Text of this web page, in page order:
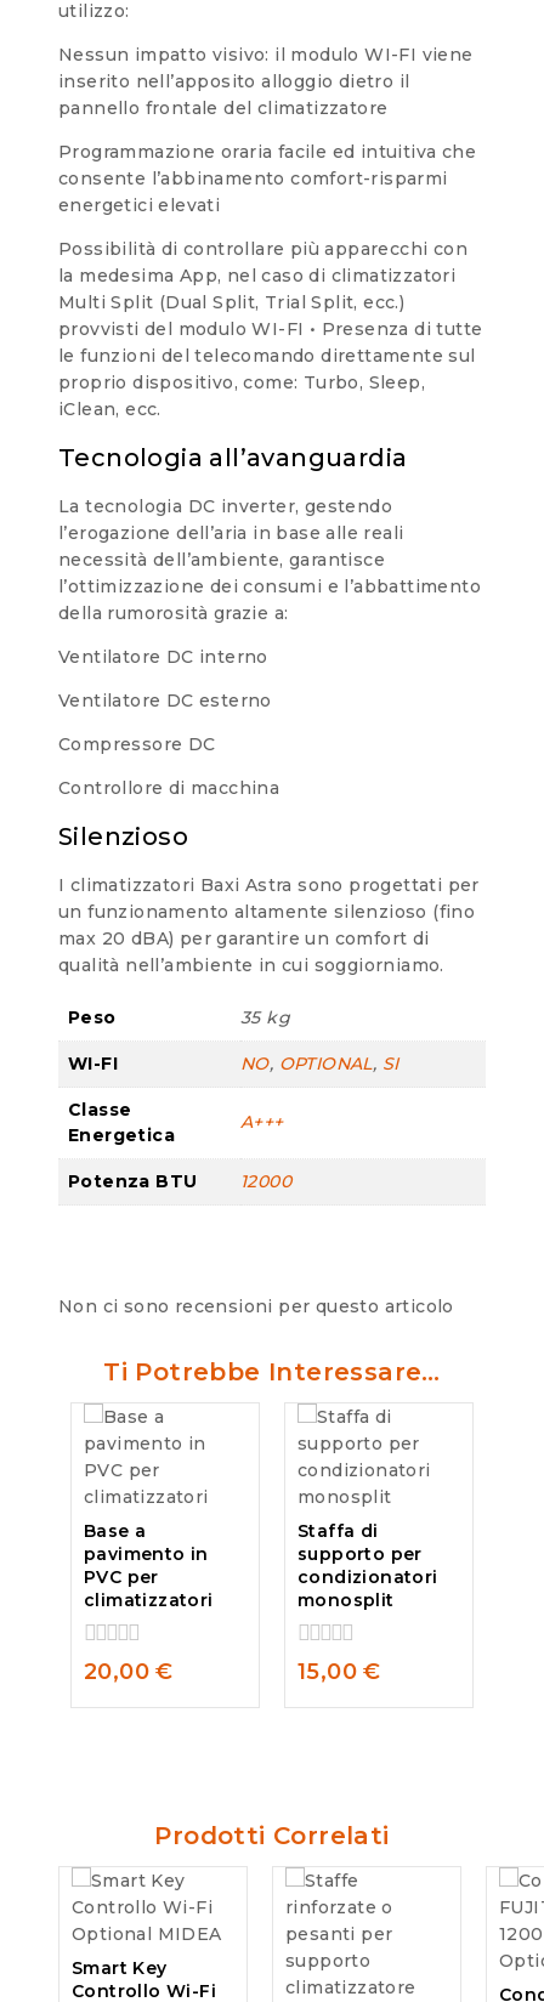
utilizzo:
Nessun impatto visivo: il modulo WI-FI viene
inserito nell’apposito alloggio dietro il
pannello frontale del climatizzatore
Programmazione oraria facile ed intuitiva che
consente l’abbinamento comfort-risparmi
energetici elevati
Possibilità di controllare più apparecchi con
la medesima App, nel caso di climatizzatori
Multi Split (Dual Split, Trial Split, ecc.)
provvisti del modulo WI-FI • Presenza di tutte
le funzioni del telecomando direttamente sul
proprio dispositivo, come: Turbo, Sleep,
iClean, ecc.
Tecnologia all’avanguardia
La tecnologia DC inverter, gestendo
l’erogazione dell’aria in base alle reali
necessità dell’ambiente, garantisce
l’ottimizzazione dei consumi e l’abbattimento
della rumorosità grazie a:
Ventilatore DC interno
Ventilatore DC esterno
Compressore DC
Controllore di macchina
Silenzioso
I climatizzatori Baxi Astra sono progettati per
un funzionamento altamente silenzioso (fino
max 20 dBA) per garantire un comfort di
qualità nell’ambiente in cui soggiorniamo.
Peso 35 kg
WI-FI NO, OPTIONAL, SI
Classe
Energetica
A+++
Potenza BTU 12000
Non ci sono recensioni per questo articolo
Ti Potrebbe Interessare…
Base a
pavimento in
PVC per
climatizzatori
0
out
of
20,00€
Staffa di
supporto per
condizionatori
monosplit
0
out
of
15,00€
Prodotti Correlati
Smart Key
Controllo Wi-Fi